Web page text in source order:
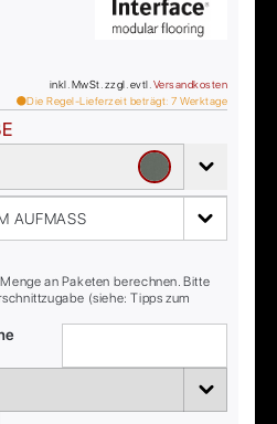
inkl. MwSt. zzgl. evtl. Versandkosten
Die Regel-Lieferzeit beträgt: 7 Werktage
AUFMASS
an Paketen berechnen. Bitte
(siehe: Tipps zum